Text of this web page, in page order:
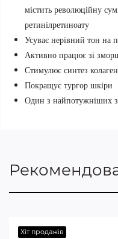
містить революційну
ретинілретиноату
Усуває нерівний тон на
Активно працює зі
Стимулює синтез
Покращує тургор шкіри
Один з найпотужніших
Хіт продажів